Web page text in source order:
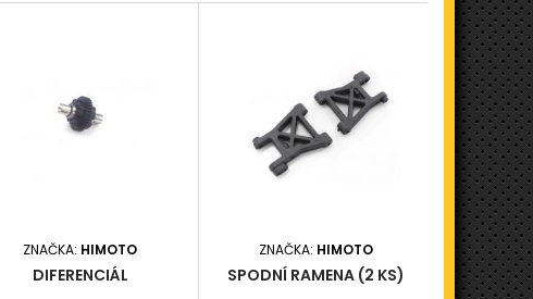
ZNAČKA: HIMOTO
DIFERENCIÁL
ZNAČKA: HIMOTO
SPODNÍ RAMENA (2 KS) BOČNÍ